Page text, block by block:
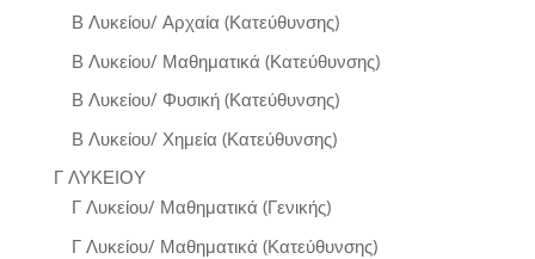
Β Λυκείου/ Αρχαία (Κατεύθυνσης)
Β Λυκείου/ Μαθηματικά (Κατεύθυνσης)
Β Λυκείου/ Φυσική (Κατεύθυνσης)
Β Λυκείου/ Χημεία (Κατεύθυνσης)
Γ ΛΥΚΕΙΟΥ
Γ Λυκείου/ Μαθηματικά (Γενικής)
Γ Λυκείου/ Μαθηματικά (Κατεύθυνσης)